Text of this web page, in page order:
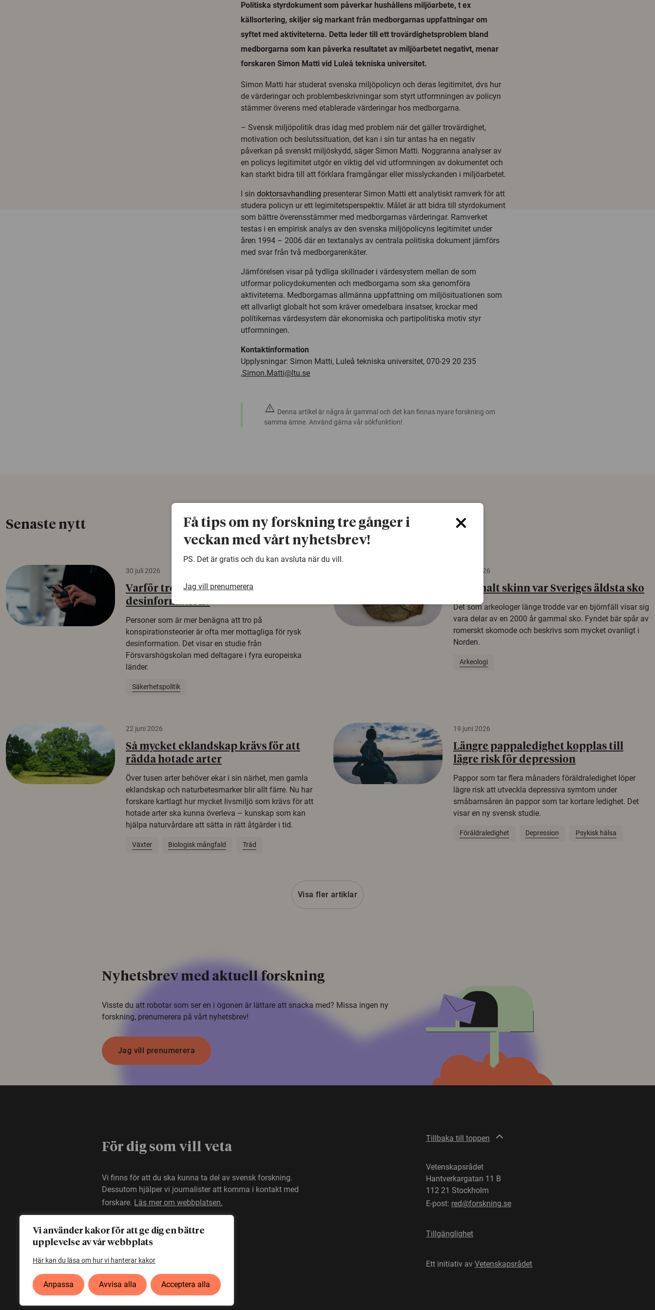
Vi använder kakor för att ge dig en bättre
upplevelse av vår webbplats
Här kan du läsa om hur vi hanterar kakor
Anpassa Avvisa alla Acceptera alla
Politiska styrdokument som påverkar hushållens miljöarbete, t ex
källsortering, skiljer sig markant från medborgarnas uppfattningar om
syftet med aktiviteterna. Detta leder till ett trovärdighetsproblem bland
medborgarna som kan påverka resultatet av miljöarbetet negativt, menar
forskaren Simon Matti vid Luleå tekniska universitet.
Simon Matti har studerat svenska miljöpolicyn och deras legitimitet, dvs hur
de värderingar och problembeskrivningar som styrt utformningen av policyn
stämmer överens med etablerade värderingar hos medborgarna.
– Svensk miljöpolitik dras idag med problem när det gäller trovärdighet,
motivation och beslutssituation, det kan i sin tur antas ha en negativ
påverkan på svenskt miljöskydd, säger Simon Matti. Noggranna analyser av
en policys legitimitet utgör en viktig del vid utformningen av dokumentet och
kan starkt bidra till att förklara framgångar eller misslyckanden i miljöarbetet.
I sin doktorsavhandling presenterar Simon Matti ett analytiskt ramverk för att
studera policyn ur ett legimitetsperspektiv. Målet är att bidra till styrdokument
som bättre överensstämmer med medborgarnas värderingar. Ramverket
testas i en empirisk analys av den svenska miljöpolicyns legitimitet under
åren 1994 – 2006 där en textanalys av centrala politiska dokument jämförs
med svar från två medborgarenkäter.
Jämförelsen visar på tydliga skillnader i värdesystem mellan de som
utformar policydokumenten och medborgarna som ska genomföra
aktiviteterna. Medborgarnas allmänna uppfattning om miljösituationen som
ett allvarligt globalt hot som kräver omedelbara insatser, krockar med
politikernas värdesystem där ekonomiska och partipolitiska motiv styr
utformningen.
Kontaktinformation
Upplysningar: Simon Matti, Luleå tekniska universitet, 070-29 20 235
,Simon.Matti@ltu.se
warning Denna artikel är några år gammal och det kan finnas nyare forskning om
samma ämne. Använd gärna vår sökfunktion!
Senaste nytt
30 juli 2026
Varför tror vissa på rysk
desinformation?
Personer som är mer benägna att tro på
konspirationsteorier är ofta mer mottagliga för rysk
desinformation. Det visar en studie från
Försvarshögskolan med deltagare i fyra europeiska
länder.
Säkerhetspolitik
22 juni 2026
Gammalt skinn var Sveriges äldsta sko
Det som arkeologer länge trodde var en björnfäll visar sig
vara delar av en 2000 år gammal sko. Fyndet bär spår av
romerskt skomode och beskrivs som mycket ovanligt i
Norden.
Arkeologi
22 juni 2026
Så mycket eklandskap krävs för att
rädda hotade arter
Över tusen arter behöver ekar i sin närhet, men gamla
eklandskap och naturbetesmarker blir allt färre. Nu har
forskare kartlagt hur mycket livsmiljö som krävs för att
hotade arter ska kunna överleva – kunskap som kan
hjälpa naturvårdare att sätta in rätt åtgärder i tid.
Växter Biologisk mångfald Träd
19 juni 2026
Längre pappaledighet kopplas till
lägre risk för depression
Pappor som tar flera månaders föräldraledighet löper
lägre risk att utveckla depressiva symtom under
småbarnsåren än pappor som tar kortare ledighet. Det
visar en ny svensk studie.
Föräldraledighet Depression Psykisk hälsa
Visa fler artiklar
Nyhetsbrev med aktuell forskning
Visste du att robotar som ser en i ögonen är lättare att snacka med? Missa ingen ny
forskning, prenumerera på vårt nyhetsbrev!
Jag vill prenumerera
För dig som vill veta
Vi finns för att du ska kunna ta del av svensk forskning.
Dessutom hjälper vi journalister att komma i kontakt med
forskare. Läs mer om webbplatsen.
Tillbaka till toppen
Vetenskapsrådet
Hantverkargatan 11 B
112 21 Stockholm
E-post: red@forskning.se
Tillgänglighet
Ett initiativ av Vetenskapsrådet
Få tips om ny forskning tre gånger i
veckan med vårt nyhetsbrev!
PS. Det är gratis och du kan avsluta när du vill.
Jag vill prenumerera